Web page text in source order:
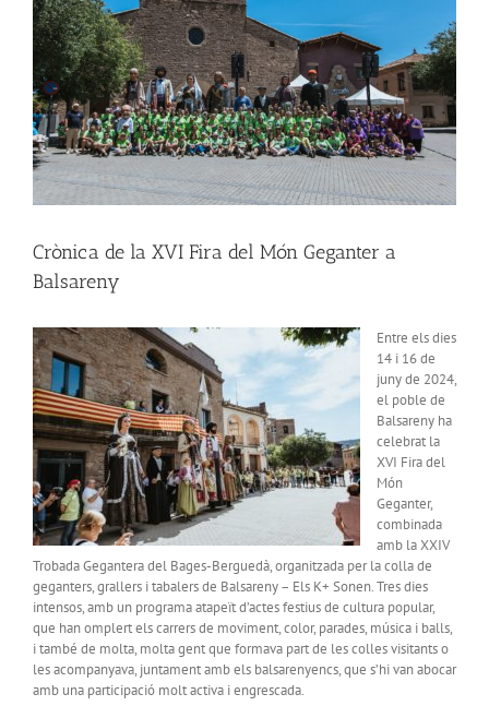
Crònica de la XVI Fira del Món Geganter a
Balsareny
Entre els dies
14 i 16 de
juny de 2024,
el poble de
Balsareny ha
celebrat la
XVI Fira del
Món
Geganter,
combinada
amb la XXIV
Trobada Gegantera del Bages-Berguedà, organitzada per la colla de
geganters, grallers i tabalers de Balsareny – Els K+ Sonen. Tres dies
intensos, amb un programa atapeït d’actes festius de cultura popular,
que han omplert els carrers de moviment, color, parades, música i balls,
i també de molta, molta gent que formava part de les colles visitants o
les acompanyava, juntament amb els balsarenyencs, que s’hi van abocar
amb una participació molt activa i engrescada.